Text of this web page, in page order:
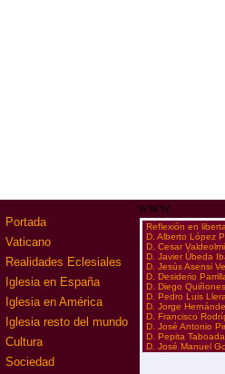
Portada
Vaticano
Realidades Eclesiales
Iglesia en España
Iglesia en América
Iglesia resto del mundo
Cultura
Sociedad
www
·Reflexión en
·D. Alberto López
·D. Cesar
·D. Javier Úbeda
·D. Jesús Asensi
·D. Desiderio
·D. Diego
·D. Pedro Luis
·D. Jorge
·D. Francisco
·D. José Antonio
·D. Pepita
·D. José Manuel